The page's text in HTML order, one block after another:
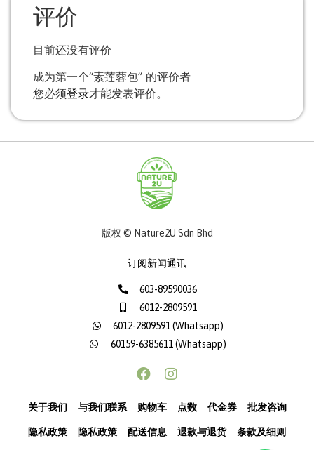
评价
目前还没有评价
成为第一个“素莲蓉包” 的评价者
您必须登录才能发表评价。
版权 © Nature2U Sdn Bhd
订阅新闻通讯
603-89590036
6012-2809591
6012-2809591 (Whatsapp)
60159-6385611 (Whatsapp)
关于我们 与我们联系 购物车 点数 代金券 批发咨询
隐私政策 隐私政策 配送信息 退款与退货 条款及细则